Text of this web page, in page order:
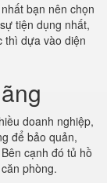
bạn nên chọn
tiện dụng nhất,
thì dựa vào diện
doanh nghiệp,
để bảo quản,
cạnh đó tủ hồ
phòng.